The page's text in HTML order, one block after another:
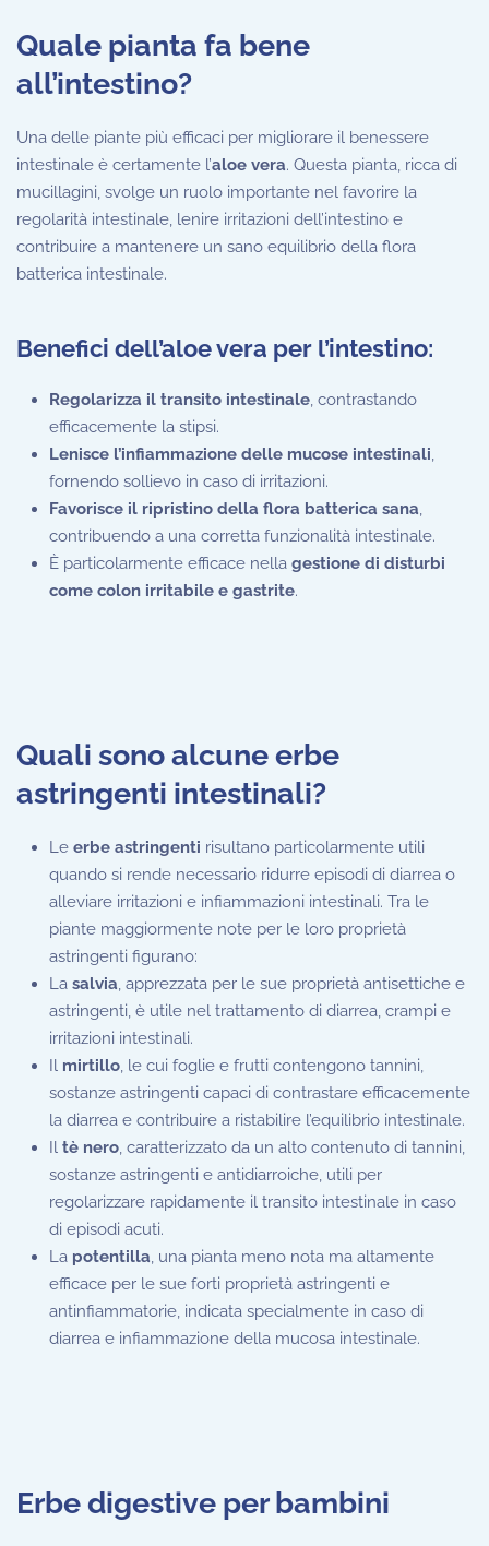
Quale pianta fa bene
all’intestino?
Una delle piante più efficaci per migliorare il benessere
intestinale è certamente l’aloe vera. Questa pianta, ricca di
mucillagini, svolge un ruolo importante nel favorire la
regolarità intestinale, lenire irritazioni dell’intestino e
contribuire a mantenere un sano equilibrio della flora
batterica intestinale.
Benefici dell’aloe vera per l’intestino:
Regolarizza il transito intestinale, contrastando
efficacemente la stipsi.
Lenisce l’infiammazione delle mucose intestinali,
fornendo sollievo in caso di irritazioni.
Favorisce il ripristino della flora batterica sana,
contribuendo a una corretta funzionalità intestinale.
È particolarmente efficace nella gestione di disturbi
come colon irritabile e gastrite.
Quali sono alcune erbe
astringenti intestinali?
Le erbe astringenti risultano particolarmente utili
quando si rende necessario ridurre episodi di diarrea o
alleviare irritazioni e infiammazioni intestinali. Tra le
piante maggiormente note per le loro proprietà
astringenti figurano:
La salvia, apprezzata per le sue proprietà antisettiche e
astringenti, è utile nel trattamento di diarrea, crampi e
irritazioni intestinali.
Il mirtillo, le cui foglie e frutti contengono tannini,
sostanze astringenti capaci di contrastare efficacemente
la diarrea e contribuire a ristabilire l’equilibrio intestinale.
Il tè nero, caratterizzato da un alto contenuto di tannini,
sostanze astringenti e antidiarroiche, utili per
regolarizzare rapidamente il transito intestinale in caso
di episodi acuti.
La potentilla, una pianta meno nota ma altamente
efficace per le sue forti proprietà astringenti e
antinfiammatorie, indicata specialmente in caso di
diarrea e infiammazione della mucosa intestinale.
Erbe digestive per bambini